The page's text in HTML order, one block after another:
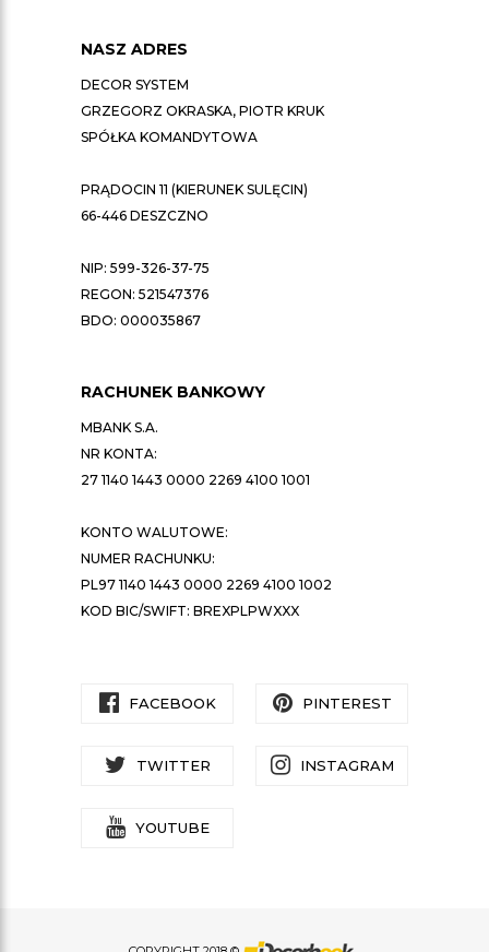
NASZ ADRES
DECOR SYSTEM
GRZEGORZ OKRASKA, PIOTR KRUK
SPÓŁKA KOMANDYTOWA
PRĄDOCIN 11 (KIERUNEK SULĘCIN)
66-446 DESZCZNO
NIP: 599-326-37-75
REGON: 521547376
BDO: 000035867
RACHUNEK BANKOWY
MBANK S.A.
NR KONTA:
27 1140 1443 0000 2269 4100 1001
KONTO WALUTOWE:
NUMER RACHUNKU:
PL97 1140 1443 0000 2269 4100 1002
KOD BIC/SWIFT: BREXPLPWXXX
FACEBOOK PINTEREST
TWITTER INSTAGRAM
YOUTUBE